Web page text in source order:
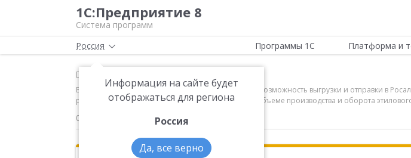
1С:Предприятие 8
Система программ
Россия
Информация на сайте будет
отображаться для региона
Россия
Да, все верно
Программы 1С Платформа и
Главная
Версия 2.0.46 Новое в версии 2.0.46.8 Реализована возможность выгрузки и отправки в
регламентированной отчетности: Декларация об объеме производства и оборота
03.04.2013